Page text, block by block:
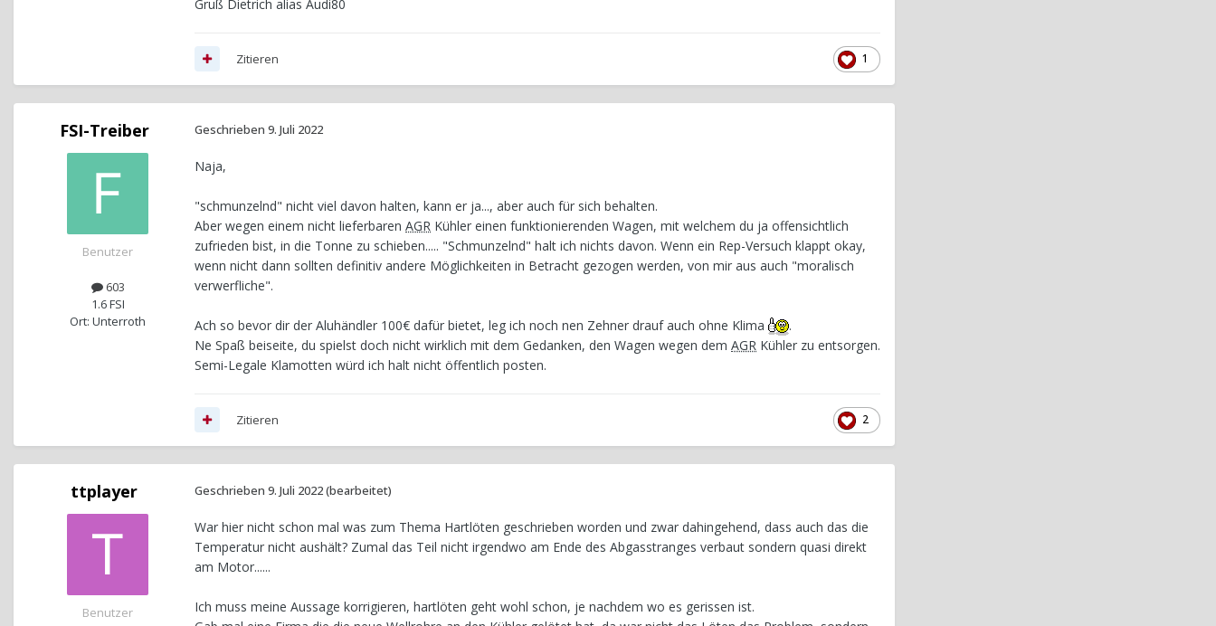
Gruß Dietrich alias Audi80
1
Zitieren
FSI-Treiber
Benutzer
603
1.6 FSI
Ort: Unterroth
Geschrieben 9. Juli 2022
Naja,
"schmunzelnd" nicht viel davon halten, kann er ja..., aber auch für sich behalten.
Aber wegen einem nicht lieferbaren AGR Kühler einen funktionierenden Wagen, mit welchem du ja offensichtlich
zufrieden bist, in die Tonne zu schieben..... "Schmunzelnd" halt ich nichts davon. Wenn ein Rep-Versuch klappt okay,
wenn nicht dann sollten definitiv andere Möglichkeiten in Betracht gezogen werden, von mir aus auch "moralisch
verwerfliche".
Ach so bevor dir der Aluhändler 100€ dafür bietet, leg ich noch nen Zehner drauf auch ohne Klima
.
Ne Spaß beiseite, du spielst doch nicht wirklich mit dem Gedanken, den Wagen wegen dem AGR Kühler zu entsorgen.
Semi-Legale Klamotten würd ich halt nicht öffentlich posten.
2
Zitieren
ttplayer
Benutzer
Geschrieben 9. Juli 2022(bearbeitet)
War hier nicht schon mal was zum Thema Hartlöten geschrieben worden und zwar dahingehend, dass auch das die
Temperatur nicht aushält? Zumal das Teil nicht irgendwo am Ende des Abgasstranges verbaut sondern quasi direkt
am Motor......
Ich muss meine Aussage korrigieren, hartlöten geht wohl schon, je nachdem wo es gerissen ist.